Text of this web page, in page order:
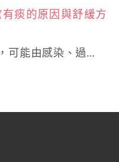
痰的原因與舒緩方
可能由感染、過…